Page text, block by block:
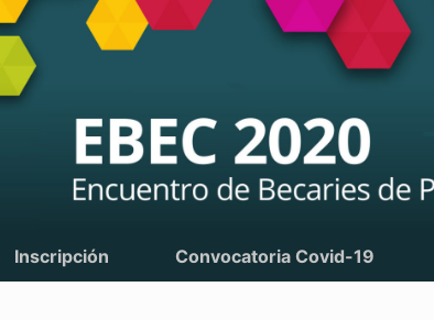
Inscripción Convocatoria Covid-19